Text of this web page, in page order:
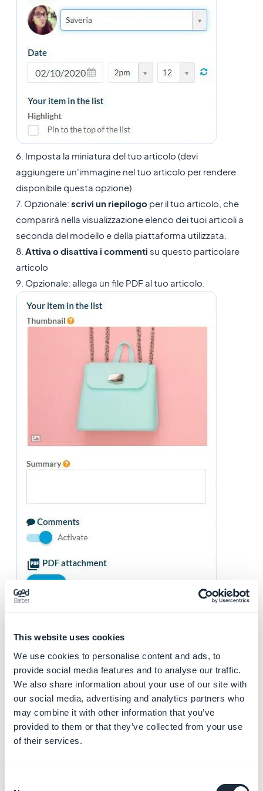
This website uses cookies
We use cookies to personalise content and ads, to
provide social media features and to analyse our traffic.
We also share information about your use of our site with
our social media, advertising and analytics partners who
may combine it with other information that you’ve
provided to them or that they’ve collected from your use
of their services.
6. Imposta la miniatura del tuo articolo (devi
aggiungere un'immagine nel tuo articolo per rendere
disponibile questa opzione)
7. Opzionale: scrivi un riepilogoper il tuo articolo, che
comparirà nella visualizzazione elenco dei tuoi articoli a
seconda del modello e della piattaforma utilizzata.
8. Attiva o disattiva i commenti su questo particolare
articolo
9. Opzionale: allega un file PDF al tuo articolo.
La tua PWA GoodBarber è stata progettata per
l'indicizzazione ottimale nei motori di ricerca:
1. Opzionale: modifica loslug
2. Opzionale: modifica iltag del titolo predefinito
3. Opzionale: modifica iltag meta description
predefinito
5. Stato della
Fai clic sulla freccia sul pulsante verde, in basso a